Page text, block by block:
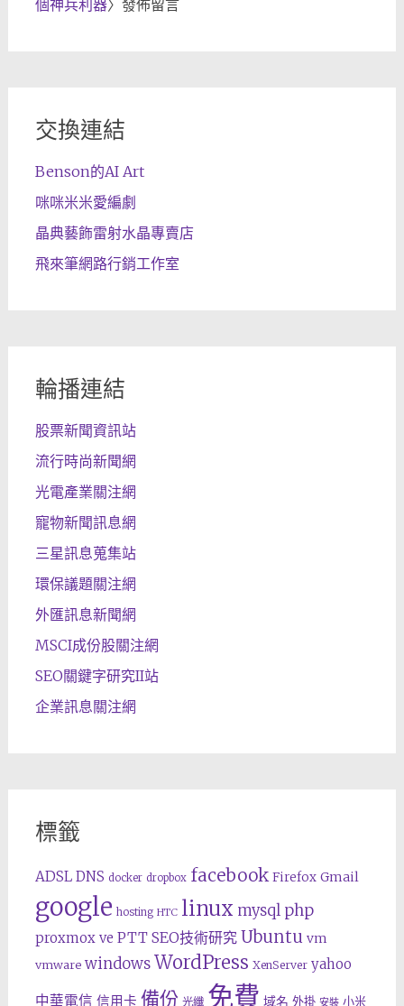
個神兵利器〉發佈留言
交換連結
Benson的AI Art
咪咪米米愛編劇
晶典藝飾雷射水晶專賣店
飛來筆網路行銷工作室
輪播連結
股票新聞資訊站
流行時尚新聞網
光電產業關注網
寵物新聞訊息網
三星訊息蒐集站
環保議題關注網
外匯訊息新聞網
MSCI成份股關注網
SEO關鍵字研究II站
企業訊息關注網
標籤
ADSL DNS docker dropbox facebook Firefox Gmail
google hosting HTC linux mysql php
proxmox ve PTT SEO技術研究 Ubuntu vm
vmware windows WordPress XenServer yahoo
中華電信 信用卡 備份 光纖 免費 域名 外掛 安裝 小米